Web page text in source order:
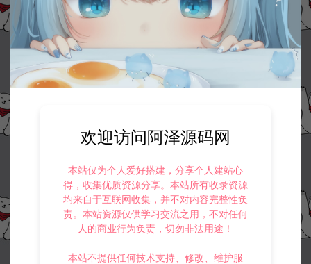
欢迎访问阿泽源码网
本站仅为个人爱好搭建，分享个人建站心
得，收集优质资源分享。本站所有收录资源
均来自于互联网收集，并不对内容完整性负
责。本站资源仅供学习交流之用，不对任何
人的商业行为负责，切勿非法用途！
本站不提供任何技术支持、修改、维护服